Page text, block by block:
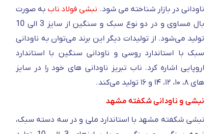
ناودانی در بازار شناخته می شود. نبشی فولاد ناببه صورت
بال مساوی و در دو نوع سبک و سنگین از سایز 3 الی 10
تولید می‌شود. از تولیدات دیگر این برند می‌توان به ناودانی
سبک با استاندارد روسی و ناودانی سنگین با استاندارد
اروپایی اشاره کرد. ناب تبریز ناودانی های خود را در سایز
های ۸، ۱۰، ۱۲، ۱۴ و ۱۶ تولید می‌کند.
نبشی و ناودانی شکفته مشهد
نبشی شکفته مشهد با استاندارد ملی و در سه دسته سبک،